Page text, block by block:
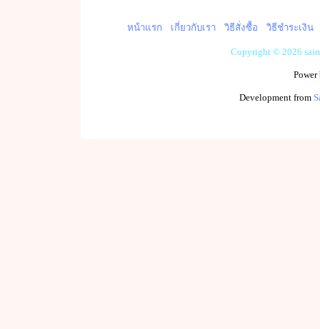
หน้าแรก เกี่ยวกับเรา วิธีสั่งซื้อ วิธีชำระเงิน
Copyright © 2026
Development from